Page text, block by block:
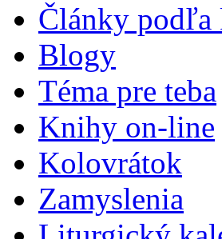
Články podľa
Blogy
Téma pre teba
Knihy on-line
Kolovrátok
Zamyslenia